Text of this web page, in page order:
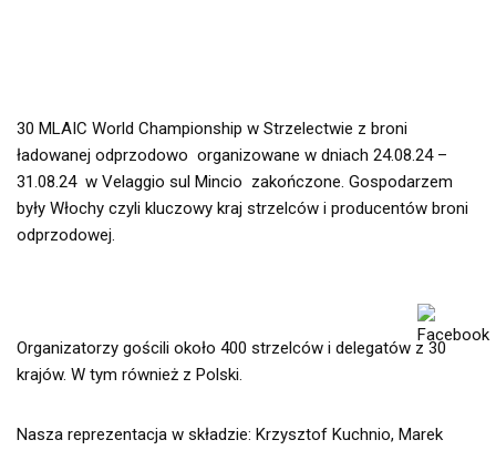
30 MLAIC World Championship w Strzelectwie z broni
ładowanej odprzodowo organizowane w dniach 24.08.24 –
31.08.24 w Velaggio sul Mincio zakończone. Gospodarzem
były Włochy czyli kluczowy kraj strzelców i producentów broni
odprzodowej.
Organizatorzy gościli około 400 strzelców i delegatów z 30
krajów. W tym również z Polski.
Nasza reprezentacja w składzie: Krzysztof Kuchnio, Marek